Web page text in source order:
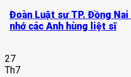
Đoàn Luật sư TP. Đồng
nhớ các Anh hùng liệt sĩ
27
Th7